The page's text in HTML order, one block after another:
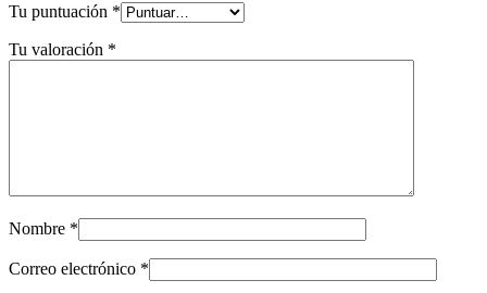
Tu puntuación *
Tu valoración *
Nombre *
Correo electrónico *